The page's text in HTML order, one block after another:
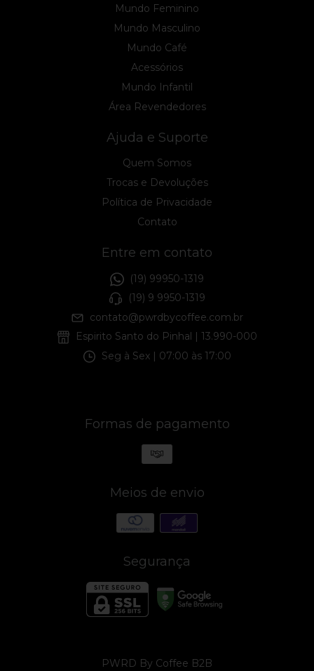
Mundo Feminino
Mundo Masculino
Mundo Café
Acessórios
Mundo Infantil
Área Revendedores
Ajuda e Suporte
Quem Somos
Trocas e Devoluções
Política de Privacidade
Contato
Entre em contato
(19) 99950-1319
(19) 9 9950-1319
contato@pwrdbycoffee.com.br
Espirito Santo do Pinhal | 13.990-000
Seg à Sex | 07:00 às 17:00
Formas de pagamento
Meios de envio
Segurança
PWRD By Coffee B2B